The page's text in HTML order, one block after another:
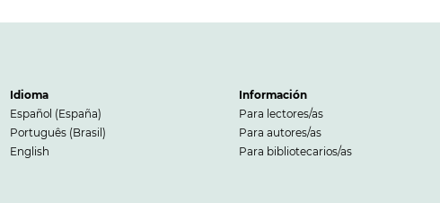
Idioma
Español (España)
Português (Brasil)
English
Información
Para lectores/as
Para autores/as
Para bibliotecarios/as